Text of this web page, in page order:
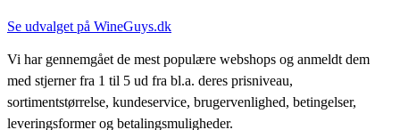
Se udvalget på WineGuys.dk
Vi har gennemgået de mest populære webshops og anmeldt dem
med stjerner fra 1 til 5 ud fra bl.a. deres prisniveau,
sortimentstørrelse, kundeservice, brugervenlighed, betingelser,
leveringsformer og betalingsmuligheder.